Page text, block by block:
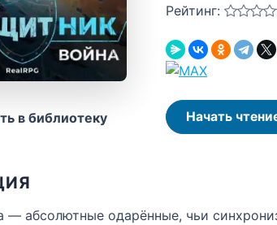
в библиотеку
Рейтинг:
Начать
— абсолютные одарённые, чьи